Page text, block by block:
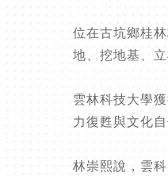
位在古坑鄉桂
地、挖地基、
雲林科技大學
力復甦與文化
林崇熙說，雲